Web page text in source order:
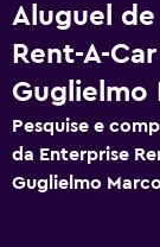
Aluguel
Rent-A-
Guglielmo
Pesquise e
da Enterprise
Guglielmo